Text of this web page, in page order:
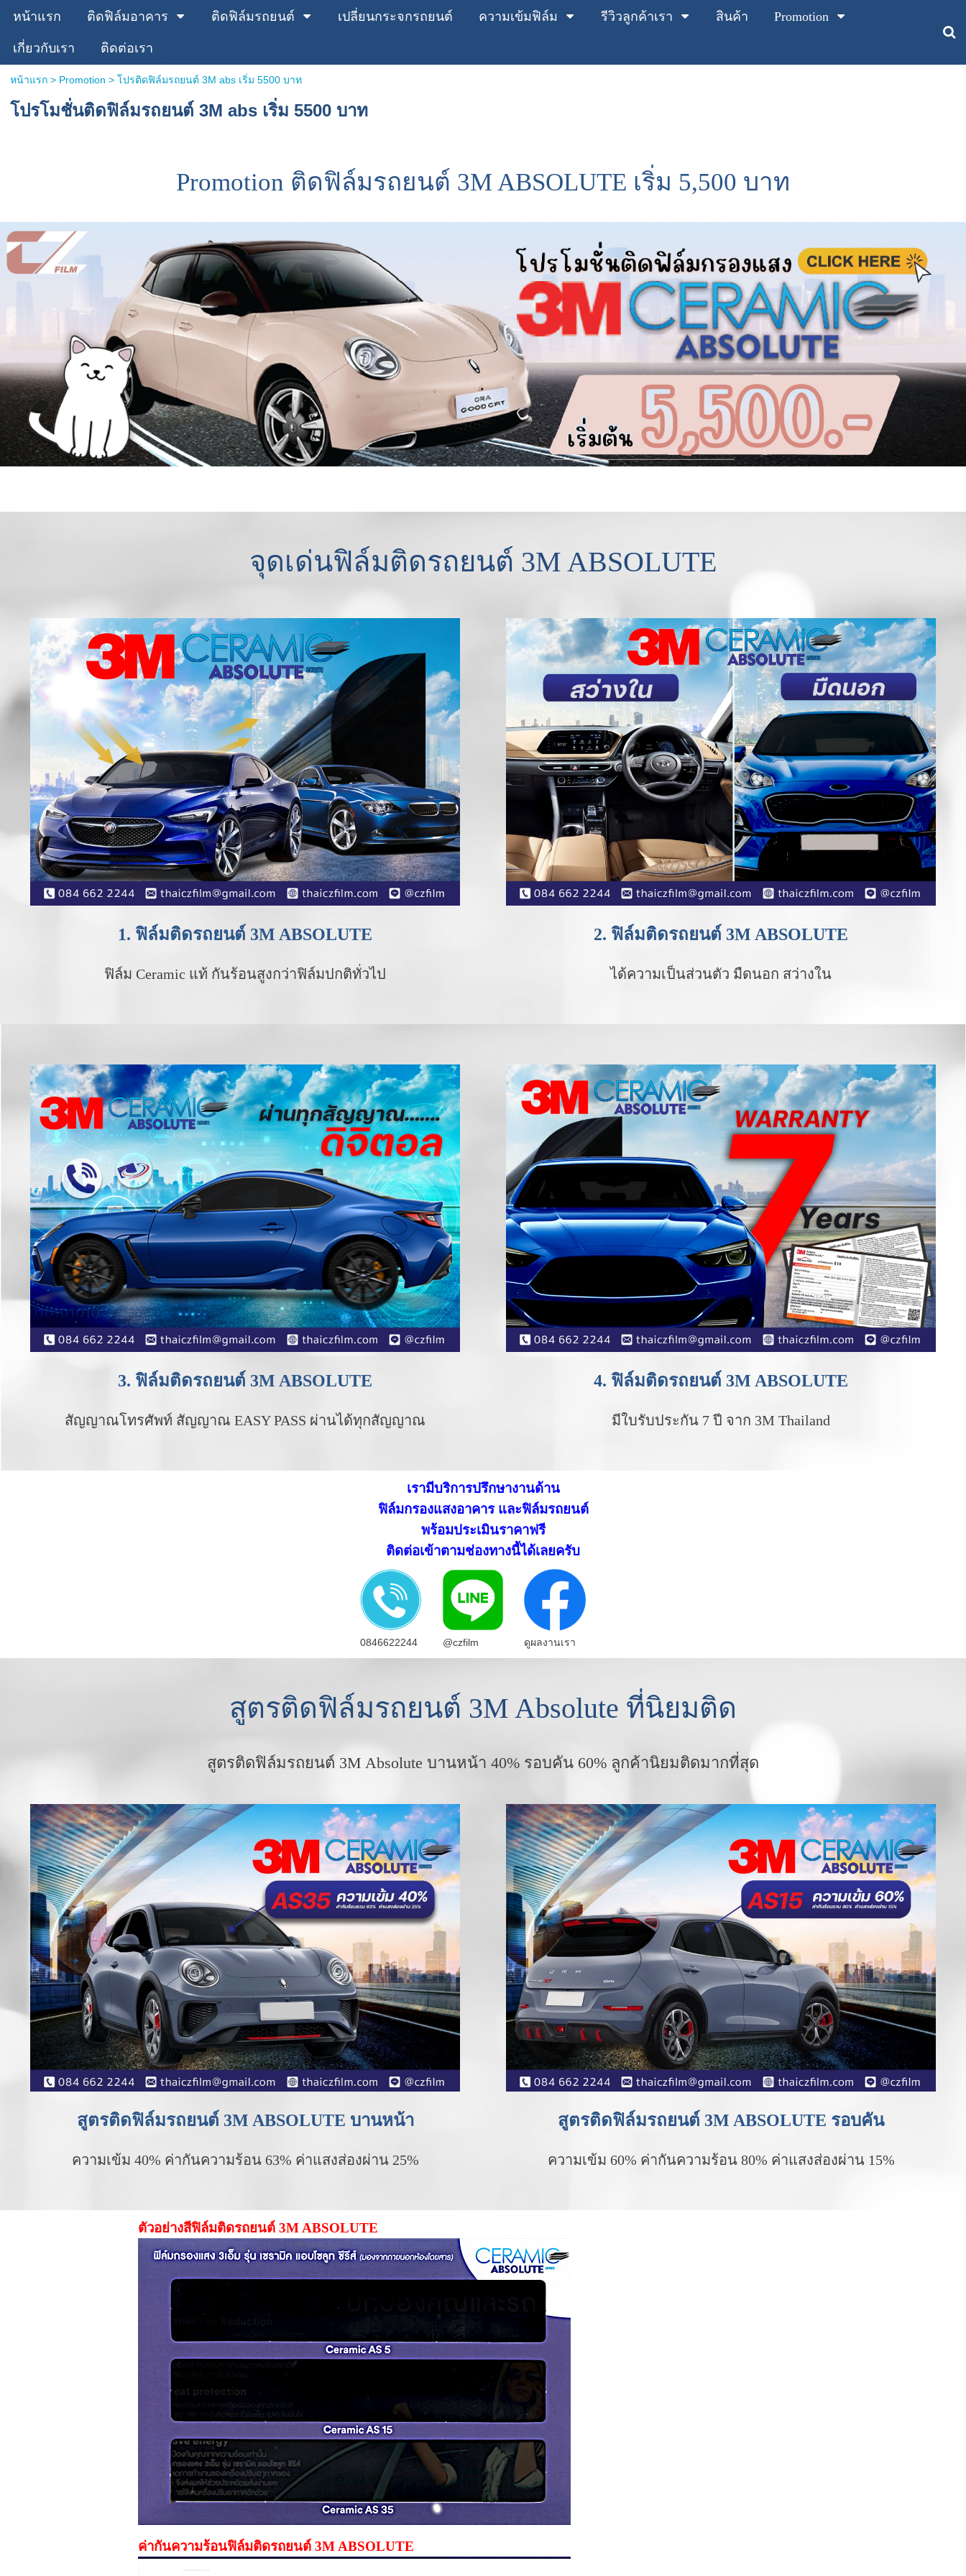
หน้าแรก ติดฟิล์มอาคาร ติดฟิล์มรถยนต์ เปลี่ยนกระจกรถยนต์ ความเข้มฟิล์ม รีวิวลูกค้าเรา สินค้า Promotion
เกี่ยวกับเรา ติดต่อเรา
หน้าแรก> Promotion > โปรติดฟิล์มรถยนต์ 3M abs เริ่ม 5500 บาท
โปรโมชั่นติดฟิล์มรถยนต์ 3M abs เริ่ม 5500 บาท
Promotion ติดฟิล์มรถยนต์ 3M ABSOLUTE เริ่ม 5,500 บาท
จุดเด่นฟิล์มติดรถยนต์ 3M ABSOLUTE
1. ฟิล์มติดรถยนต์ 3M ABSOLUTE
ฟิล์ม Ceramic แท้ กันร้อนสูงกว่าฟิล์มปกติทั่วไป
2. ฟิล์มติดรถยนต์ 3M ABSOLUTE
ได้ความเป็นส่วนตัว มืดนอก สว่างใน
3. ฟิล์มติดรถยนต์ 3M ABSOLUTE
สัญญาณโทรศัพท์ สัญญาณ EASY PASS ผ่านได้ทุกสัญญาณ
4. ฟิล์มติดรถยนต์ 3M ABSOLUTE
มีใบรับประกัน 7 ปี จาก 3M Thailand
เรามีบริการปรึกษางานด้าน
ฟิล์มกรองแสงอาคาร และฟิล์มรถยนต์
พร้อมประเมินราคาฟรี
ติดต่อเข้าตามช่องทางนี้ได้เลยครับ
0846622244 @czfilm ดูผลงานเรา
สูตรติดฟิล์มรถยนต์ 3M Absolute ที่นิยมติด
สูตรติดฟิล์มรถยนต์ 3M Absolute บานหน้า 40% รอบคัน 60% ลูกค้านิยมติดมากที่สุด
สูตรติดฟิล์มรถยนต์ 3M ABSOLUTE บานหน้า
ความเข้ม 40% ค่ากันความร้อน 63% ค่าแสงส่องผ่าน 25%
สูตรติดฟิล์มรถยนต์ 3M ABSOLUTE รอบคัน
ความเข้ม 60% ค่ากันความร้อน 80% ค่าแสงส่องผ่าน 15%
ตัวอย่างสีฟิล์มติดรถยนต์ 3M ABSOLUTE
ค่ากันความร้อนฟิล์มติดรถยนต์ 3M ABSOLUTE